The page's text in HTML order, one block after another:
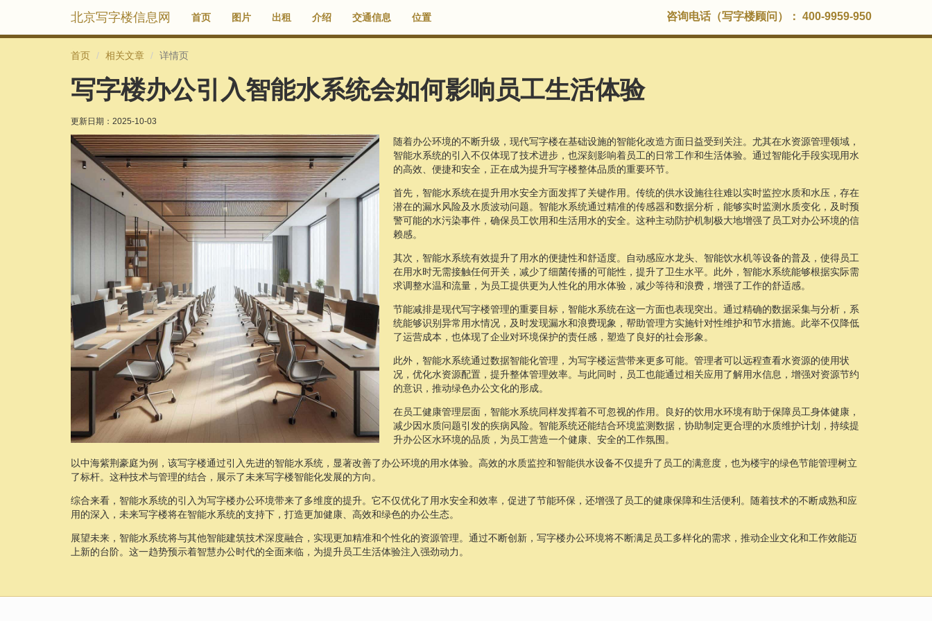
北京写字楼信息网 首页 图片 出租 介绍 交通信息 位置 咨询电话（写字楼顾问）： 400-9959-950
首页 相关文章 详情页
写字楼办公引入智能水系统会如何影响员工生活体验
更新日期： 2025-10-03
随着办公环境的不断升级，现代写字楼在基础设施的智能化改造方面日益受到关注。尤其在水资源管理领域，
智能水系统的引入不仅体现了技术进步，也深刻影响着员工的日常工作和生活体验。通过智能化手段实现用水
的高效、便捷和安全，正在成为提升写字楼整体品质的重要环节。
首先，智能水系统在提升用水安全方面发挥了关键作用。传统的供水设施往往难以实时监控水质和水压，存在
潜在的漏水风险及水质波动问题。智能水系统通过精准的传感器和数据分析，能够实时监测水质变化，及时预
警可能的水污染事件，确保员工饮用和生活用水的安全。这种主动防护机制极大地增强了员工对办公环境的信
赖感。
其次，智能水系统有效提升了用水的便捷性和舒适度。自动感应水龙头、智能饮水机等设备的普及，使得员工
在用水时无需接触任何开关，减少了细菌传播的可能性，提升了卫生水平。此外，智能水系统能够根据实际需
求调整水温和流量，为员工提供更为人性化的用水体验，减少等待和浪费，增强了工作的舒适感。
节能减排是现代写字楼管理的重要目标，智能水系统在这一方面也表现突出。通过精确的数据采集与分析，系
统能够识别异常用水情况，及时发现漏水和浪费现象，帮助管理方实施针对性维护和节水措施。此举不仅降低
了运营成本，也体现了企业对环境保护的责任感，塑造了良好的社会形象。
此外，智能水系统通过数据智能化管理，为写字楼运营带来更多可能。管理者可以远程查看水资源的使用状
况，优化水资源配置，提升整体管理效率。与此同时，员工也能通过相关应用了解用水信息，增强对资源节约
的意识，推动绿色办公文化的形成。
在员工健康管理层面，智能水系统同样发挥着不可忽视的作用。良好的饮用水环境有助于保障员工身体健康，
减少因水质问题引发的疾病风险。智能系统还能结合环境监测数据，协助制定更合理的水质维护计划，持续提
升办公区水环境的品质，为员工营造一个健康、安全的工作氛围。
以中海紫荆豪庭为例，该写字楼通过引入先进的智能水系统，显著改善了办公环境的用水体验。高效的水质监控和智能供水设备不仅提升了员工的满意度，也为楼宇的绿色节能管理树立
了标杆。这种技术与管理的结合，展示了未来写字楼智能化发展的方向。
综合来看，智能水系统的引入为写字楼办公环境带来了多维度的提升。它不仅优化了用水安全和效率，促进了节能环保，还增强了员工的健康保障和生活便利。随着技术的不断成熟和应
用的深入，未来写字楼将在智能水系统的支持下，打造更加健康、高效和绿色的办公生态。
展望未来，智能水系统将与其他智能建筑技术深度融合，实现更加精准和个性化的资源管理。通过不断创新，写字楼办公环境将不断满足员工多样化的需求，推动企业文化和工作效能迈
上新的台阶。这一趋势预示着智慧办公时代的全面来临，为提升员工生活体验注入强劲动力。